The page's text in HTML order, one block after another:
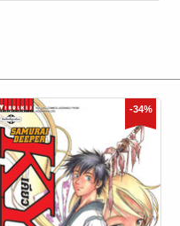
-34%